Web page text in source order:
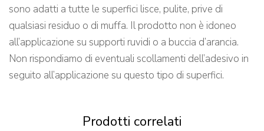
sono adatti a tutte le superfici lisce, pulite, prive di
qualsiasi residuo o di muffa. Il prodotto non è idoneo
all’applicazione su supporti ruvidi o a buccia d’arancia.
Non rispondiamo di eventuali scollamenti dell’adesivo in
seguito all’applicazione su questo tipo di superfici.
Prodotti correlati